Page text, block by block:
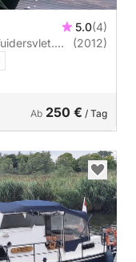
5.0(4)
(2012)
Ab 250 € / Tag